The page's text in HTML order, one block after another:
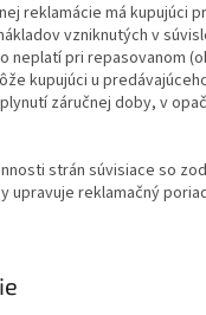
reklamácie má kupujúci
vzniknutých v
neplatí pri repasovanom
kupujúci u
záručnej doby, v
strán súvisiace so
upravuje reklamačný